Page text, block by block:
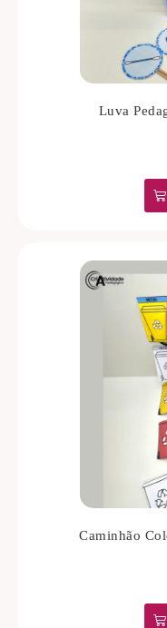
Luva
Caminhão